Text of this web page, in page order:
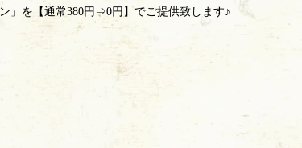
」を【通常380円⇒0円】でご提供致します♪